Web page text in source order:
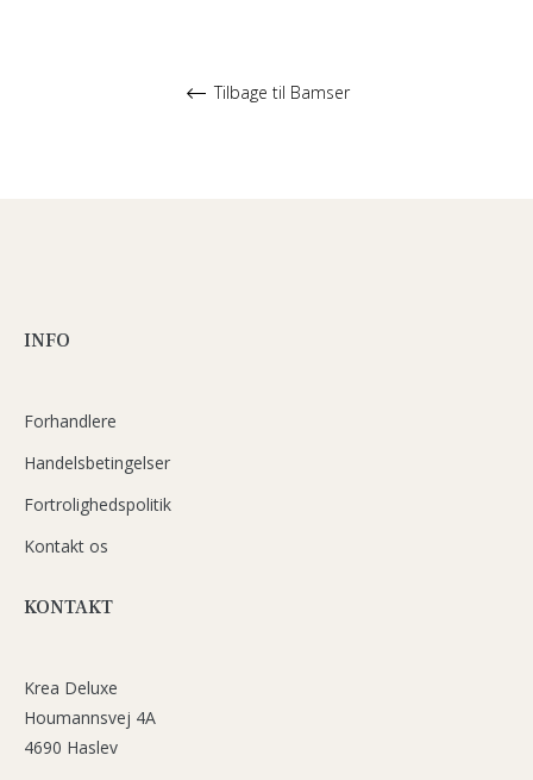
Tilbage til Bamser
INFO
Forhandlere
Handelsbetingelser
Fortrolighedspolitik
Kontakt os
KONTAKT
Krea Deluxe
Houmannsvej 4A
4690 Haslev